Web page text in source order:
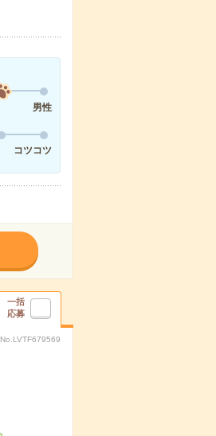
男性
コツコツ
一括
応募
No.LVTF679569